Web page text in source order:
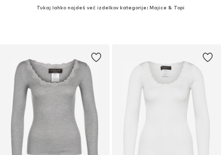
Tukaj lahko najdeš več izdelkov kategorije: Majice & Topi